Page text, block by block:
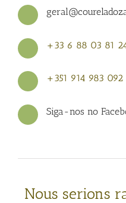
+33 6 88 03 81
+351 914 983 092
Siga-nos no
Nous serions